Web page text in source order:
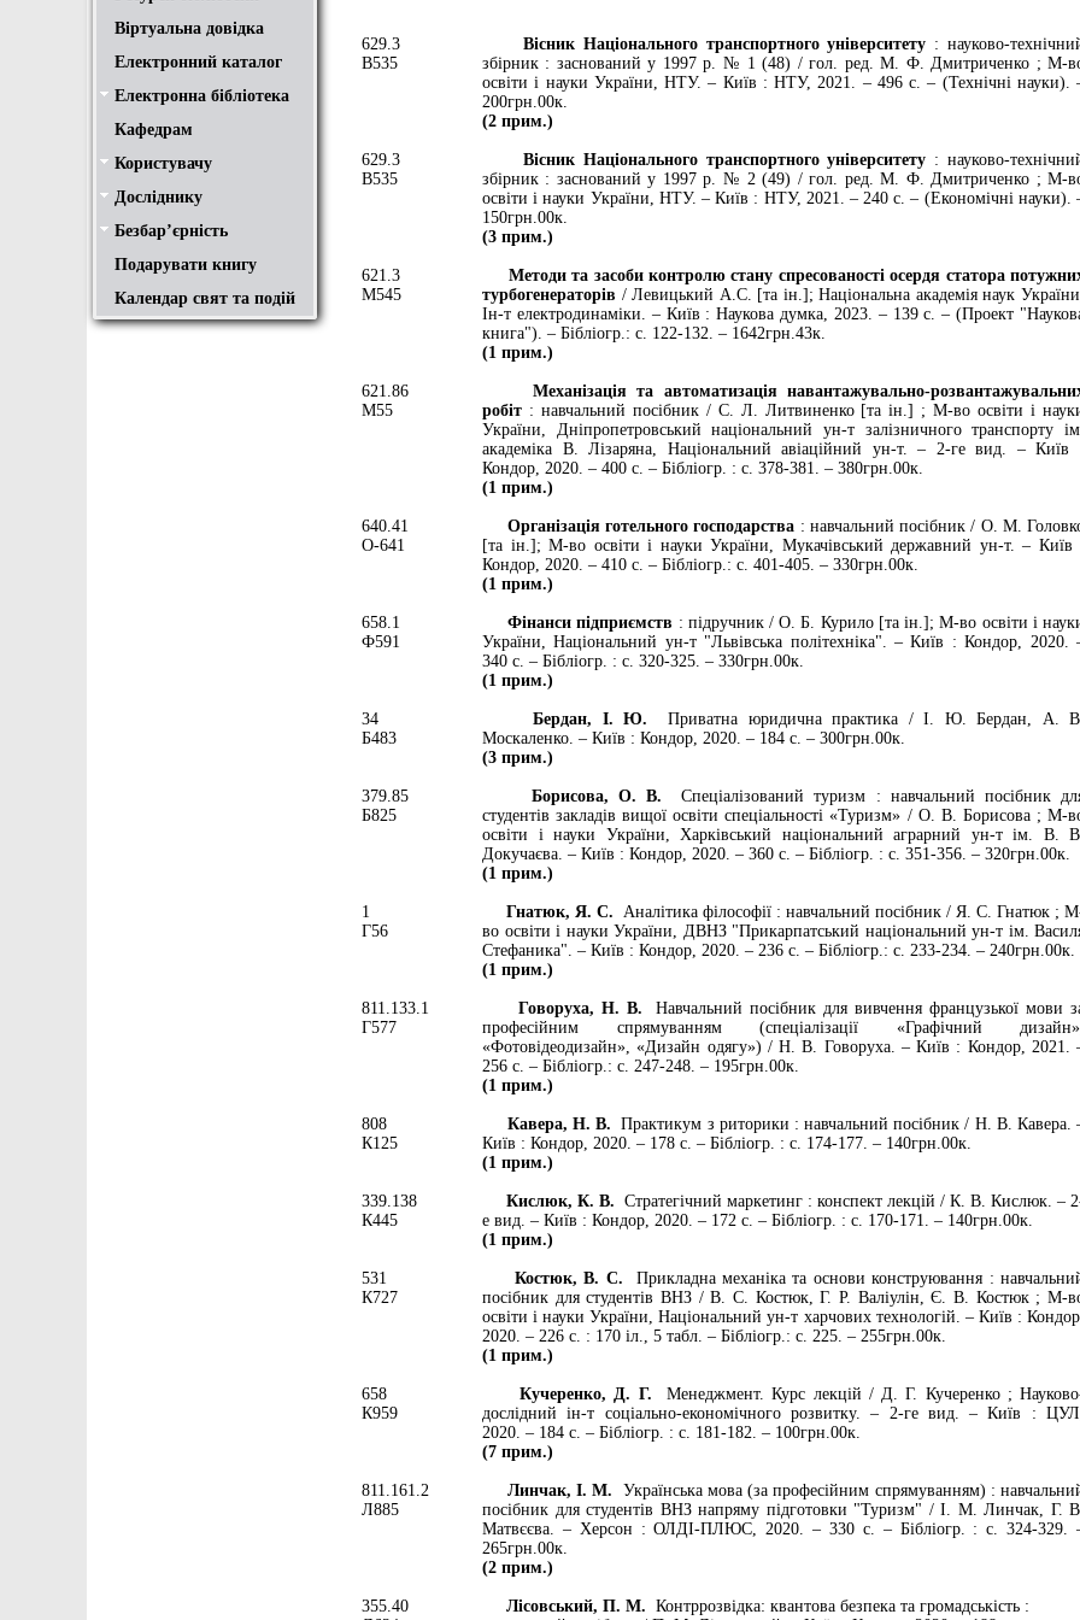
Віртуальна довідка
Електронний каталог
Електронна бібліотека
Положення
Доступ
Авторам
Пошук у ЕК. Інструкція
Кафедрам
Користувачу
Правила користування
Про обхідний лист
Медіатека "NMCBOOK"
Підручники онлайн
Путівник бібліотеками
Переходь на українську
Вивчаємо іноземну мову
Опис документів
Конференції НТУ
Досліднику
Законодавча база
Academic integrity
Плагіат
Локальний доступ
Ресурси вільного доступу
Наукова періодика
Бібліографічні менеджери
Безбар’єрність
Безбар’єрність це…
Путівник веб-ресурсами
Подарувати книгу
Календар свят та подій
629.3
В535
Вісник Національного транспортного університету : науково-
збірник : заснований у 1997 р. № 1 (48) / гол. ред. М. Ф. Дмитриченко ; М-
освіти і науки України, НТУ. – Київ : НТУ, 2021. – 496 с. – (Технічні науки).
200грн.00к.
(2 прим.)
629.3
В535
Вісник Національного транспортного університету : науково-
збірник : заснований у 1997 р. № 2 (49) / гол. ред. М. Ф. Дмитриченко ; М-
освіти і науки України, НТУ. – Київ : НТУ, 2021. – 240 с. – (Економічні науки).
150грн.00к.
(3 прим.)
621.3
М545
Методи та засоби контролю стану спресованості осердя статора
турбогенераторів / Левицький А.С. [та ін.]; Національна академія наук України,
Ін-т електродинаміки. – Київ : Наукова думка, 2023. – 139 с. – (Проект
книга"). – Бібліогр.: с. 122-132. – 1642грн.43к.
(1 прим.)
621.86
М55
Механізація та автоматизація навантажувально-
робіт : навчальний посібник / С. Л. Литвиненко [та ін.] ; М-во освіти і
України, Дніпропетровський національний ун-т залізничного транспорту ім.
академіка В. Лізаряна, Національний авіаційний ун-т. – 2-ге вид. – Київ
Кондор, 2020. – 400 с. – Бібліогр. : с. 378-381. – 380грн.00к.
(1 прим.)
640.41
О-641
Організація готельного господарства : навчальний посібник / О. М.
[та ін.]; М-во освіти і науки України, Мукачівський державний ун-т. – Київ
Кондор, 2020. – 410 с. – Бібліогр.: с. 401-405. – 330грн.00к.
(1 прим.)
658.1
Ф591
Фінанси підприємств : підручник / О. Б. Курило [та ін.]; М-во освіти і
України, Національний ун-т "Львівська політехніка". – Київ : Кондор, 2020.
340 с. – Бібліогр. : с. 320-325. – 330грн.00к.
(1 прим.)
34
Б483
Бердан, І. Ю.Приватна юридична практика / І. Ю. Бердан, А. В.
Москаленко. – Київ : Кондор, 2020. – 184 с. – 300грн.00к.
(3 прим.)
379.85
Б825
Борисова, О. В.Спеціалізований туризм : навчальний посібник
студентів закладів вищої освіти спеціальності «Туризм» / О. В. Борисова ; М-
освіти і науки України, Харківський національний аграрний ун-т ім. В. В.
Докучаєва. – Київ : Кондор, 2020. – 360 с. – Бібліогр. : с. 351-356. – 320грн.00к.
(1 прим.)
1
Г56
Гнатюк, Я. С. Аналітика філософії : навчальний посібник / Я. С. Гнатюк ;
во освіти і науки України, ДВНЗ "Прикарпатський національний ун-т ім.
Стефаника". – Київ : Кондор, 2020. – 236 с. – Бібліогр.: с. 233-234. – 240грн.00к.
(1 прим.)
811.133.1
Г577
Говоруха, Н. В.Навчальний посібник для вивчення французької мови
професійним спрямуванням (спеціалізації «Графічний дизайн»,
«Фотовідеодизайн», «Дизайн одягу») / Н. В. Говоруха. – Київ : Кондор, 2021.
256 с. – Бібліогр.: с. 247-248. – 195грн.00к.
(1 прим.)
808
К125
Кавера, Н. В.Практикум з риторики : навчальний посібник / Н. В. Кавера.
Київ : Кондор, 2020. – 178 с. – Бібліогр. : с. 174-177. – 140грн.00к.
(1 прим.)
339.138
К445
Кислюк, К. В. Стратегічний маркетинг : конспект лекцій / К. В. Кислюк. –
е вид. – Київ : Кондор, 2020. – 172 с. – Бібліогр. : с. 170-171. – 140грн.00к.
(1 прим.)
531
К727
Костюк, В. С. Прикладна механіка та основи конструювання :
посібник для студентів ВНЗ / В. С. Костюк, Г. Р. Валіулін, Є. В. Костюк ; М-
освіти і науки України, Національний ун-т харчових технологій. – Київ : Кондор,
2020. – 226 с. : 170 іл., 5 табл. – Бібліогр.: с. 225. – 255грн.00к.
(1 прим.)
658
К959
Кучеренко, Д. Г.Менеджмент. Курс лекцій / Д. Г. Кучеренко ;
дослідний ін-т соціально-економічного розвитку. – 2-ге вид. – Київ : ЦУЛ,
2020. – 184 с. – Бібліогр. : с. 181-182. – 100грн.00к.
(7 прим.)
811.161.2
Л885
Линчак, І. М. Українська мова (за професійним спрямуванням) :
посібник для студентів ВНЗ напряму підготовки "Туризм" / І. М. Линчак, Г. В.
Матвєєва. – Херсон : ОЛДІ-ПЛЮС, 2020. – 330 с. – Бібліогр. : с. 324-329.
265грн.00к.
(2 прим.)
355.40
Лісовський, П. М. Контррозвідка: квантова безпека та громадськість :